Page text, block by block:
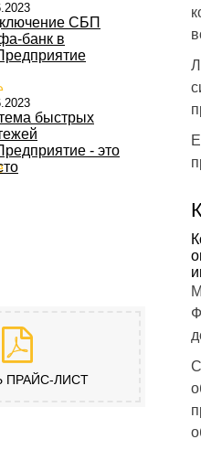
СБП
банк в
быстрых
- это
ПРАЙС-ЛИСТ